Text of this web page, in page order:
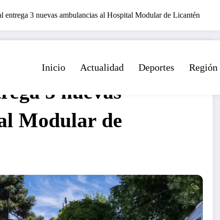
Inicio Actualidad Deportes
entrega 3 nuevas ambulancias al Hospital Modular de Licantén
3 nuevas
Modular de